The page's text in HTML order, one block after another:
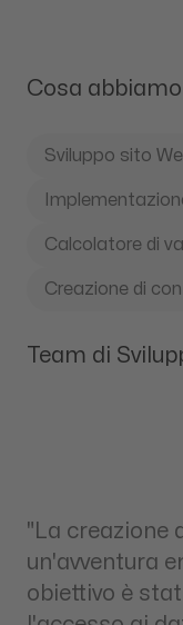
Cosa
Sviluppo sito
Calcolatore di
Creazione di
Team di
"La creazione
un'avventura
obiettivo è